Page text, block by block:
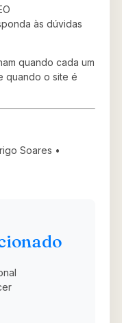
às dúvidas
quando cada um
quando o site é
Soares •